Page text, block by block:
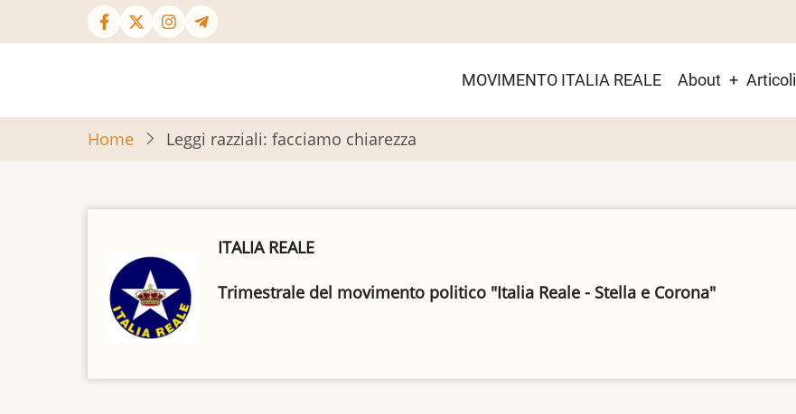
al
Main
menu
MOVIMENTO ITALIA REALE About Articoli
Home Leggi razziali: facciamo chiarezza
ITALIA REALE
Trimestrale del movimento politico "Italia Reale - Stella e Corona"